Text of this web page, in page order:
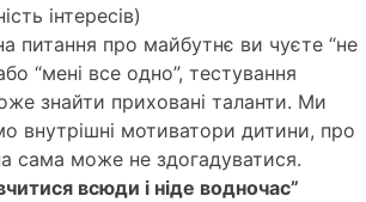
інтересів)
питання про майбутнє ви чуєте “не
“мені все одно”, тестування
знайти приховані таланти. Ми
внутрішні мотиватори дитини, про
сама може не здогадуватися.
всюди і ніде водночас”